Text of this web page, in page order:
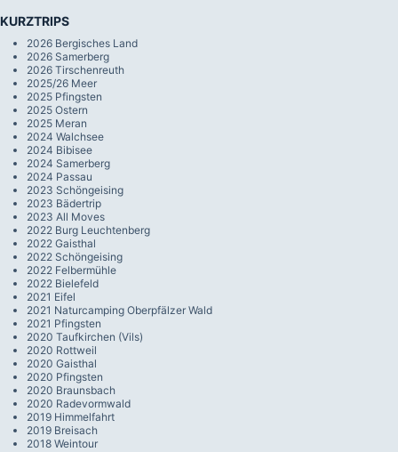
KURZTRIPS
2026 Bergisches Land
2026 Samerberg
2026 Tirschenreuth
2025/26 Meer
2025 Pfingsten
2025 Ostern
2025 Meran
2024 Walchsee
2024 Bibisee
2024 Samerberg
2024 Passau
2023 Schöngeising
2023 Bädertrip
2023 All Moves
2022 Burg Leuchtenberg
2022 Gaisthal
2022 Schöngeising
2022 Felbermühle
2022 Bielefeld
2021 Eifel
2021 Naturcamping Oberpfälzer Wald
2021 Pfingsten
2020 Taufkirchen (Vils)
2020 Rottweil
2020 Gaisthal
2020 Pfingsten
2020 Braunsbach
2020 Radevormwald
2019 Himmelfahrt
2019 Breisach
2018 Weintour